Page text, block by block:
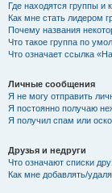
Где находятся группы и
Как мне стать лидером
Почему названия
Что такое группа по
Что означает ссылка
Личные сообщения
Я не могу отправить
Я постоянно получаю
Я получил спам или
Друзья и недруги
Что означают списки
Как мне добавлять/